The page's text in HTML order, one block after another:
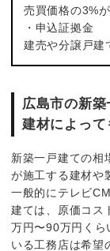
売買価格の3%
・申込証拠金
建売や分譲戸建
広島市の新
建材によって
新築一戸建ての相
が施工する建材や
一般的にテレビ
建ては、原価コス
万円〜90万円くら
いる工務店は希望